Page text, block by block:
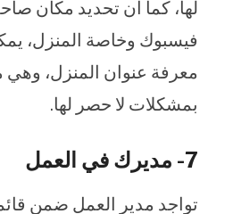
لها، كما أن تحديد مكان
فيسبوك وخاصة المنزل،
معرفة عنوان المنزل، وهي
بمشكلات لا حصر لها.
7- مديرك في العمل
تواجد مدير العمل ضمن